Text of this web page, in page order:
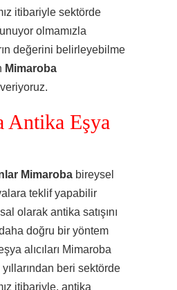
itibariyle sektörde
olmamızla
değerini belirleyebilme
Mimaroba
Antika Eşya
Mimaroba bireysel
teklif yapabilir
olarak antika satışını
doğru bir yöntem
alıcıları Mimaroba
beri sektörde
itibariyle, antika